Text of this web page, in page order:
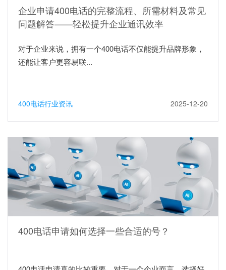
企业申请400电话的完整流程、所需材料及常见
问题解答——轻松提升企业通讯效率
对于企业来说，拥有一个400电话不仅能提升品牌形象，
还能让客户更容易联...
400电话行业资讯 2025-12-20
400电话申请如何选择一些合适的号？